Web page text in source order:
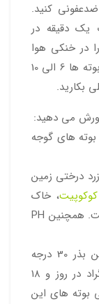
کنید.
دقیقه در
در خنکی هوا
یعنی صبح یا غروب انجام دهید. زمانی که بوته ها 6 الی 10
بکارید.
می دهید:
های گوجه
درختی زمین
کوکوپیت، خاک
مخصوص کاشت بذر یا بنفشه آفریقایی است. همچنین PH
دما: مناسب ترین دما برای جوانه زنی این بذر 30 درجه
سانتی گراد، پس از آن 24 درجه سانتی گراد در روز و 18
بوته های این